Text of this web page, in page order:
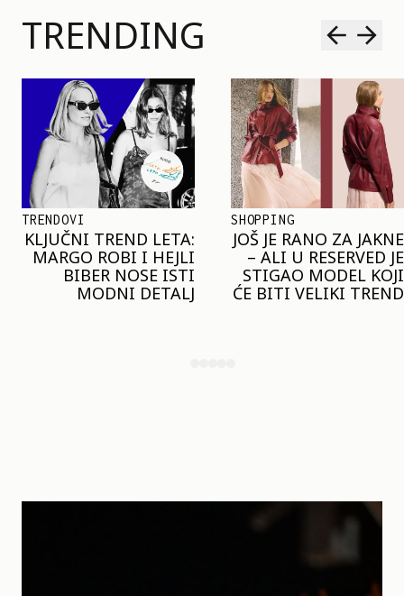
TRENDING
TRENDOVI
KLJUČNI TREND LETA:
MARGO ROBI I HEJLI
BIBER NOSE ISTI
MODNI DETALJ
SHOPPING
JOŠ JE RANO ZA JAKNE
– ALI U RESERVED JE
STIGAO MODEL KOJI
ĆE BITI VELIKI TREND